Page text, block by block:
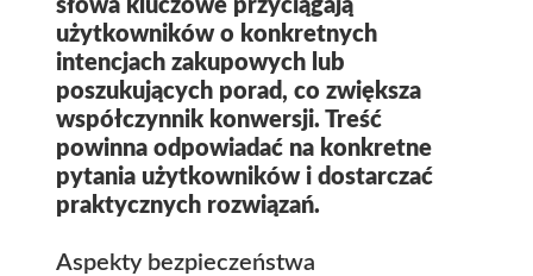
słowa kluczowe przyciągają
użytkowników o konkretnych
intencjach zakupowych lub
poszukujących porad, co zwiększa
współczynnik konwersji. Treść
powinna odpowiadać na konkretne
pytania użytkowników i dostarczać
praktycznych rozwiązań.
Aspekty bezpieczeństwa